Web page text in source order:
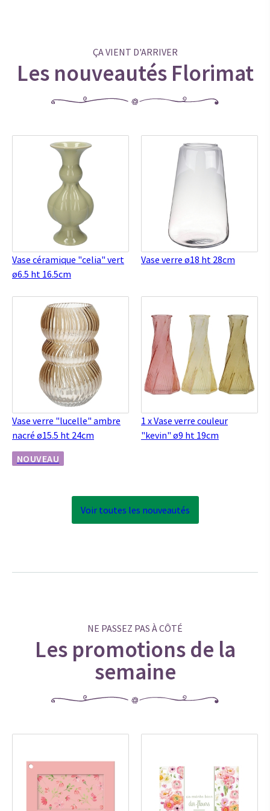
ÇA VIENT D'ARRIVER
Les nouveautés Florimat
Vase céramique "celia" vert
ø6.5 ht 16.5cm
Vase verre ø18 ht 28cm
Vase verre "lucelle" ambre
nacré ø15.5 ht 24cm
NOUVEAU
1 x Vase verre couleur
"kevin" ø9 ht 19cm
Voir toutes les nouveautés
NE PASSEZ PAS À CÔTÉ
Les promotions de la
semaine